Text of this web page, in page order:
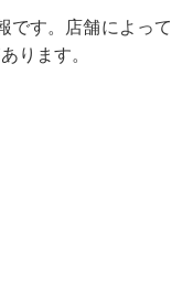
です。店舗によって
ります。